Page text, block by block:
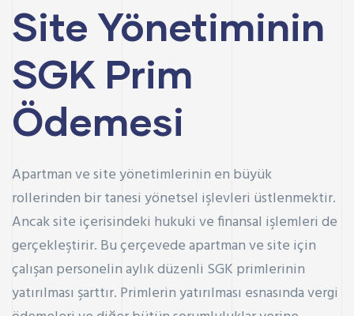
Site Yönetiminin
SGK Prim
Ödemesi
Apartman ve site yönetimlerinin en büyük
rollerinden bir tanesi yönetsel işlevleri üstlenmektir.
Ancak site içerisindeki hukuki ve finansal işlemleri de
gerçekleştirir. Bu çerçevede apartman ve site için
çalışan personelin aylık düzenli SGK primlerinin
yatırılması şarttır. Primlerin yatırılması esnasında vergi